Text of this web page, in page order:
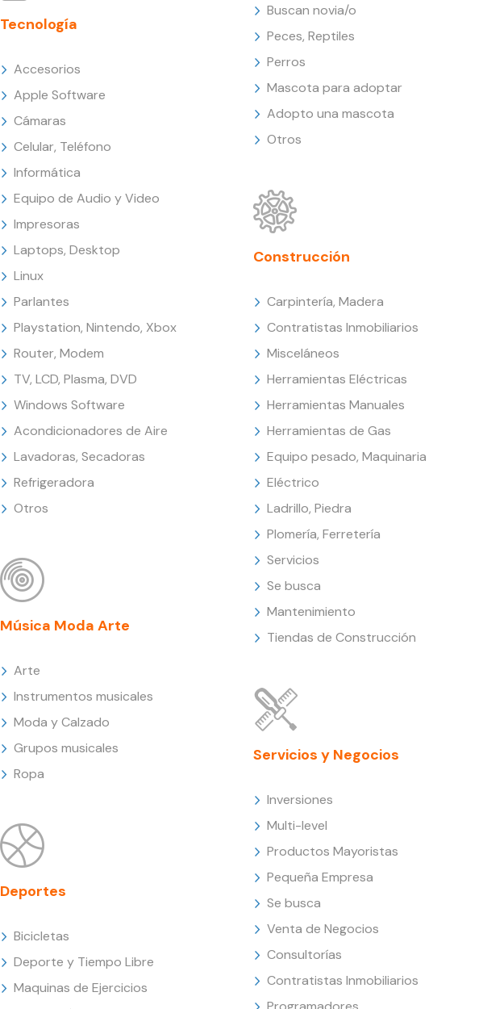
Tecnología
Accesorios
Apple Software
Cámaras
Celular, Teléfono
Informática
Equipo de Audio y Video
Impresoras
Laptops, Desktop
Linux
Parlantes
Playstation, Nintendo, Xbox
Router, Modem
TV, LCD, Plasma, DVD
Windows Software
Acondicionadores de Aire
Lavadoras, Secadoras
Refrigeradora
Otros
Música Moda Arte
Arte
Instrumentos musicales
Moda y Calzado
Grupos musicales
Ropa
Deportes
Bicicletas
Deporte y Tiempo Libre
Maquinas de Ejercicios
Buscan novia/o
Peces, Reptiles
Perros
Mascota para adoptar
Adopto una mascota
Otros
Construcción
Carpintería, Madera
Contratistas Inmobiliarios
Misceláneos
Herramientas Eléctricas
Herramientas Manuales
Herramientas de Gas
Equipo pesado, Maquinaria
Eléctrico
Ladrillo, Piedra
Plomería, Ferretería
Servicios
Se busca
Mantenimiento
Tiendas de Construcción
Servicios y Negocios
Inversiones
Multi-level
Productos Mayoristas
Pequeña Empresa
Se busca
Venta de Negocios
Consultorías
Contratistas Inmobiliarios